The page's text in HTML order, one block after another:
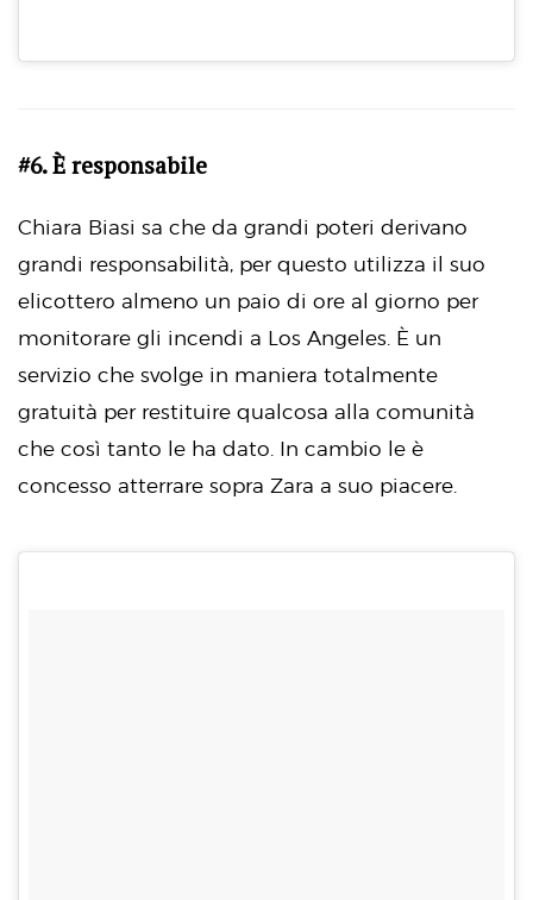
#6. È responsabile
Chiara Biasi sa che da grandi poteri derivano
grandi responsabilità, per questo utilizza il suo
elicottero almeno un paio di ore al giorno per
monitorare gli incendi a Los Angeles. È un
servizio che svolge in maniera totalmente
gratuità per restituire qualcosa alla comunità
che così tanto le ha dato. In cambio le è
concesso atterrare sopra Zara a suo piacere.